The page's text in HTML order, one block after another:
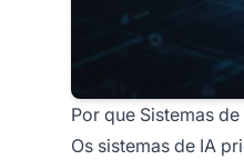
Por que Sistemas
Os sistemas de IA